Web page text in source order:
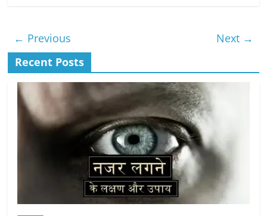
← Previous
Next →
Recent Posts